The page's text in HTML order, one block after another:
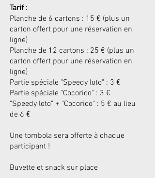
Tarif :
Planche de 6 cartons : 15 € (plus un
carton offert pour une réservation en
ligne)
Planche de 12 cartons : 25 € (plus un
carton offert pour une réservation en
ligne)
Partie spéciale "Speedy loto" : 3 €
Partie spéciale "Cocorico" : 3 €
"Speedy loto" + "Cocorico" : 5 € au lieu
de 6 €
Une tombola sera offerte à chaque
participant !
Buvette et snack sur place